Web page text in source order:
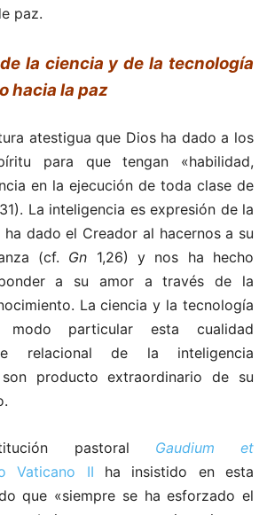
paz.
la ciencia y de la tecnología
hacia la paz
atestigua que Dios ha dado a los
para que tengan «habilidad,
en la ejecución de toda clase de
La inteligencia es expresión de la
dado el Creador al hacernos a su
(cf. Gn 1,26) y nos ha hecho
a su amor a través de la
La ciencia y la tecnología
modo particular esta cualidad
relacional de la inteligencia
son producto extraordinario de su
pastoral Gaudium et
Vaticano II ha insistido en esta
que «siempre se ha esforzado el